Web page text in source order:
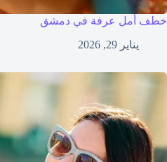
خطف أمل عرفة في دمشق
يناير 29, 2026